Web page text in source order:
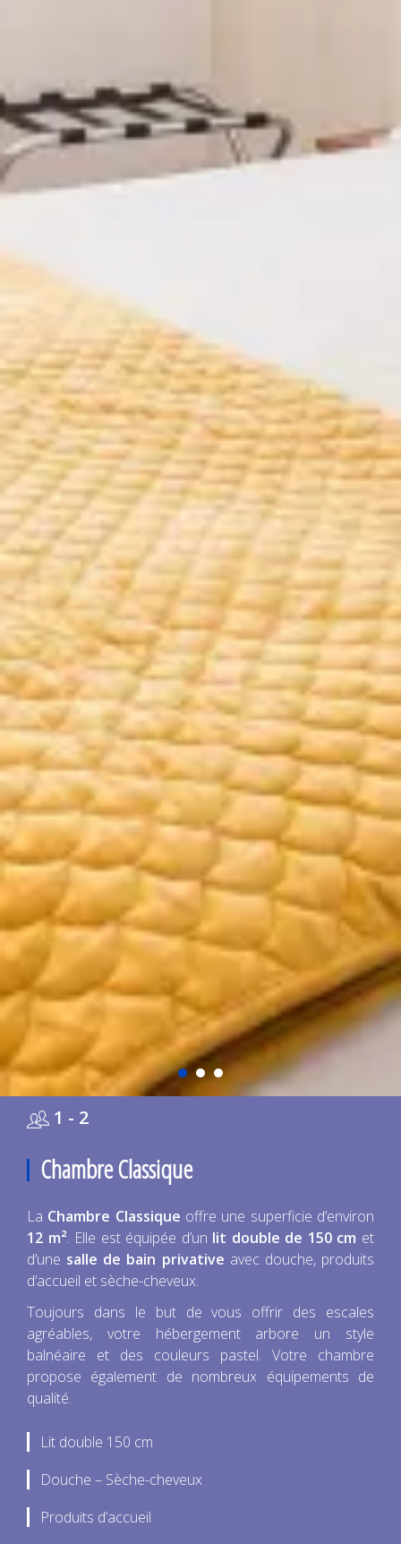
Chambre Classique
1 - 2
La Chambre Classique offre une superficie d’environ
12 m². Elle est équipée d’un lit double de 150 cm et
d’une salle de bain privative avec douche, produits
d’accueil et sèche-cheveux.
Toujours dans le but de vous offrir des escales
agréables, votre hébergement arbore un style
balnéaire et des couleurs pastel. Votre chambre
propose également de nombreux équipements de
qualité.
Lit double 150 cm
Douche – Sèche-cheveux
Produits d’accueil